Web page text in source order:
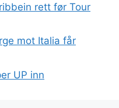
rett før Tour
mot Italia får
UP inn